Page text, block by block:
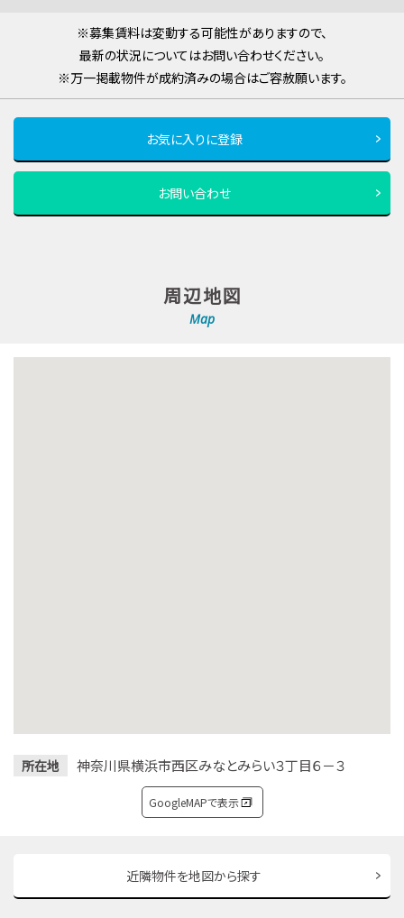
※募集賃料は変動する可能性がありますので、
最新の状況についてはお問い合わせください。
※万一掲載物件が成約済みの場合はご容赦願います。
お気に入りに登録
お問い合わせ
周辺地図
Map
所在地 神奈川県横浜市西区みなとみらい３丁目６－３
GoogleMAPで表示
近隣物件を地図から探す